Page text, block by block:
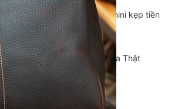
Ví đựng thẻ – Ví mini kẹp tiền
Ví da cá sấu
Túi Du Lịch, Túi Trống Da Thật
Túi Xách Da Nam
ĐỒ DA NỮ